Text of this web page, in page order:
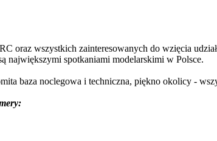
oraz wszystkich zainteresowanych do wzięcia
największymi spotkaniami modelarskimi w Polsce.
baza noclegowa i techniczna, piękno okolicy -